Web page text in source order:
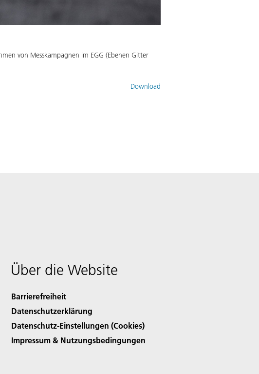
von Messkampagnen im EGG (Ebenen Gitter
Download
Über die Website
Barrierefreiheit
Datenschutzerklärung
Datenschutz-Einstellungen (Cookies)
Impressum & Nutzungsbedingungen